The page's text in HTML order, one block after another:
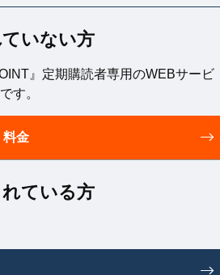
いない方
』定期購読者専用のWEBサービ
す。
料金
ている方